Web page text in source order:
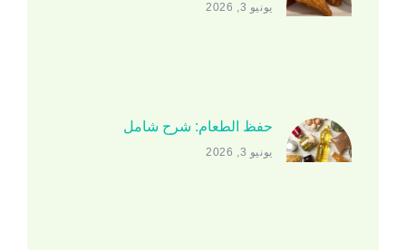
يونيو 3, 2026
حفظ الطعام: شرح شامل
يونيو 3, 2026